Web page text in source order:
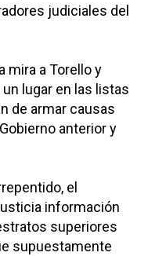
judiciales del
mira a Torello y
lugar en las listas
de armar causas
anterior y
el
información
superiores
supuestamente